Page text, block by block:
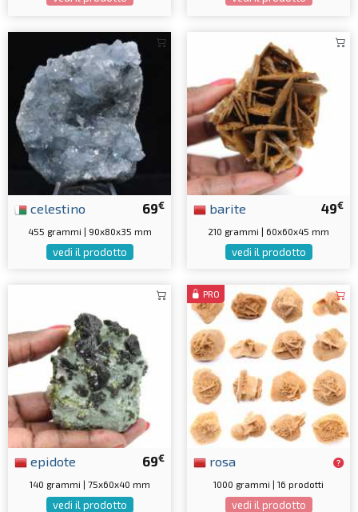
69€
celestino
455 grammi | 90x80x35 mm
vedi il prodotto
49€
barite
210 grammi | 60x60x45 mm
vedi il prodotto
69€
epidote
140 grammi | 75x60x40 mm
vedi il prodotto
PRO
rosa
1000 grammi | 16 prodotti
vedi il prodotto